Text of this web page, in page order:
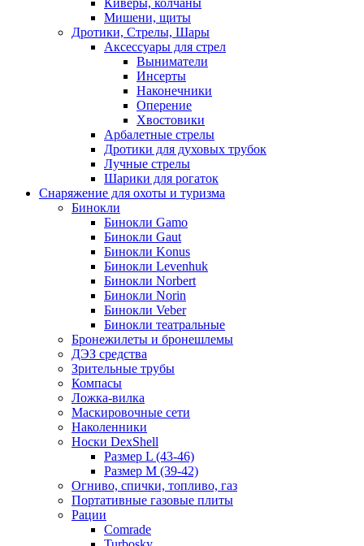
Мишени, щиты
Дротики, Стрелы, Шары
Аксессуары для стрел
Выниматели
Инсерты
Наконечники
Оперение
Хвостовики
Арбалетные стрелы
Дротики для духовых трубок
Лучные стрелы
Шарики для рогаток
Снаряжение для охоты и туризма
Бинокли
Бинокли Gamo
Бинокли Gaut
Бинокли Konus
Бинокли Levenhuk
Бинокли Norbert
Бинокли Norin
Бинокли Veber
Бинокли театральные
Бронежилеты и бронешлемы
ДЭЗ средства
Зрительные трубы
Компасы
Ложка-вилка
Маскировочные сети
Наколенники
Носки DexShell
Размер L (43-46)
Размер M (39-42)
Огниво, спички, топливо, газ
Портативные газовые плиты
Рации
Comrade